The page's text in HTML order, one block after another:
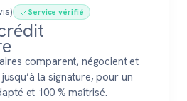
Service vérifié
comparent, négocient et
la signature, pour un
et 100 % maîtrisé.